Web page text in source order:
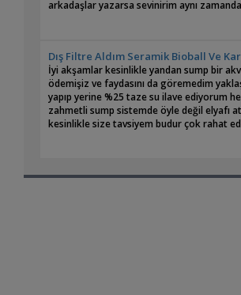
arkadaşlar yazarsa sevinirim aynı
Dış Filtre Aldım Seramik Bioball Ve
İyi akşamlar kesinlikle yandan sump bir
ödemişiz ve faydasını da göremedim
yapıp yerine %25 taze su ilave ediyorum
zahmetli sump sistemde öyle değil elyafı
kesinlikle size tavsiyem budur çok rahat